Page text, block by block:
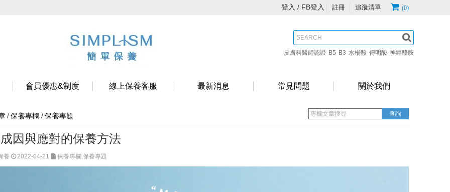
(0)
登入 / FB登入 註冊 追蹤清單
皮膚科醫師認證 B5 B3 水楊酸 傳明酸 神經醯胺
會員優惠&制度 線上保養客服 最新消息 常見問題 關於我們
/保養專欄 /保養專題
因與應對的保養方法
養 2022-04-21 保養專欄,保養專題